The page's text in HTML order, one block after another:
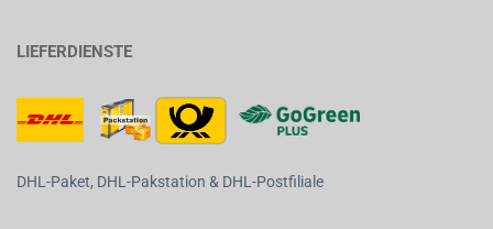
LIEFERDIENSTE
DHL-Paket, DHL-Pakstation & DHL-Postfiliale